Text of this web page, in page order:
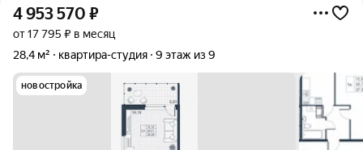
4 953 570 ₽
от 17 795 ₽ в месяц
28,4 м²
квартира-студия 9 этаж из 9
новостройка